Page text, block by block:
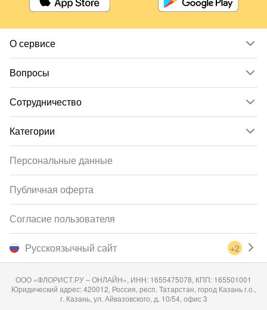
О сервисе
Вопросы
Сотрудничество
Категории
Русскоязычный сайт +2
Персональные данные
Публичная оферта
Согласие пользователя
ООО «ФЛОРИСТ.РУ – ОНЛАЙН», ИНН: 1655475078, КПП: 165501001
Юридический адрес: 420012, Россия, респ. Татарстан, город Казань г.о.,
г. Казань, ул. Айвазовского, д. 10/54, офис 3